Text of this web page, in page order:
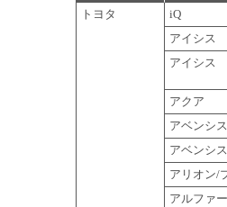
トヨタ
iQ
アイシス
アイシス
アクア
アベンシス
アベンシス
アリオン/
アルファ